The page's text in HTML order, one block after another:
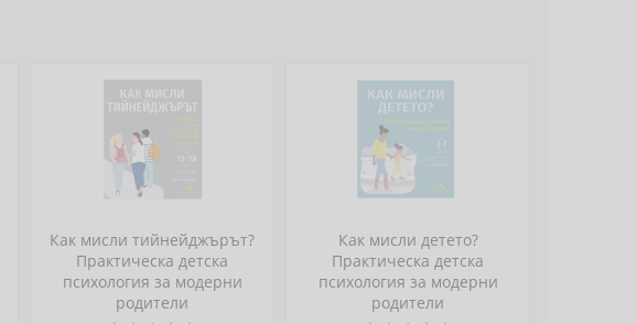
Как мисли тийнейджърът?
Практическа детска
психология за модерни
родители
Как мисли детето?
Практическа детска
психология за модерни
родители